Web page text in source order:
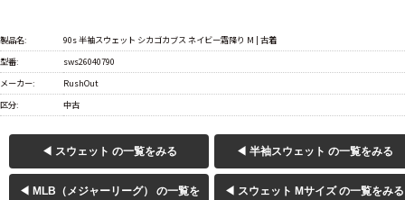
製品名:
90s 半袖スウェット シカゴカブス ネイビー霜降り M | 古着
型番:
sws26040790
メーカー:
RushOut
区分:
中古
◀ スウェット の一覧をみる ◀ 半袖スウェット の一覧をみる
◀ MLB（メジャーリーグ） の一覧を
◀ スウェット Mサイズ の一覧をみる